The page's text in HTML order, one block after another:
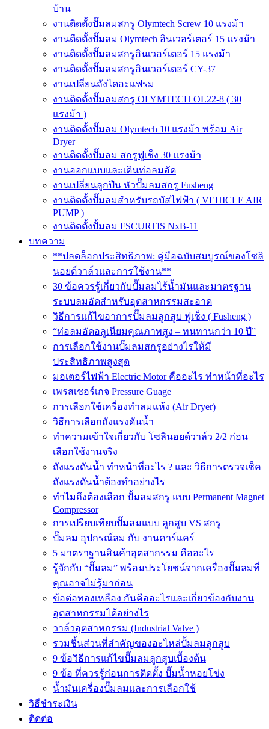
บ้าน
งานติดตั้งปั๊มลมสกรู Olymtech Screw 10 แรงม้า
งานตืดตั้งปั๊มลม Olymtech อินเวอร์เตอร์ 15 แรงม้า
งานติดตั้งปั๊มลมสกรูอินเวอร์เตอร์ 15 แรงม้า
งานติดตั้งปั๊มลมสกรูอินเวอร์เตอร์ CY-37
งานเปลี่ยนถังไดอะแฟรม
งานติดตั้งปั๊มลมสกรู OLYMTECH OL22-8 ( 30
แรงม้า )
งานติดตั้งปั๊มลม Olymtech 10 แรงม้า พร้อม Air
Dryer
งานติดตั้งปั๊มลม สกรูฟูเช็ง 30 แรงม้า
งานออกแบบและเดินท่อลมอัด
งานเปลี่ยนลูกปืน หัวปั๊มลมสกรู Fusheng
งานติดตั้งปั๊มลมสำหรับรถบัสไฟฟ้า ( VEHICLE AIR
PUMP )
งานติดตั้งปั้มลม FSCURTIS NxB-11
บทความ
**ปลดล็อกประสิทธิภาพ: คู่มือฉบับสมบูรณ์ของโซลิ
นอยด์วาล์วและการใช้งาน**
30 ข้อควรรู้เกี่ยวกับปั๊มลมไร้น้ำมันและมาตรฐาน
ระบบลมอัดสำหรับอุตสาหกรรมสะอาด
วิธีการแก้ไขอาการปั๊มลมลูกสูบ ฟูเช็ง ( Fusheng )
“ท่อลมอัดอลูเนียมคุณภาพสูง – ทนทานกว่า 10 ปี”
การเลือกใช้งานปั๊มลมสกรูอย่างไรให้มี
ประสิทธิภาพสูงสุด
มอเตอร์ไฟฟ้า Electric Motor คืออะไร ทำหน้าที่อะไร
เพรสเชอร์เกจ Pressure Guage
การเลือกใช้เครื่องทำลมแห้ง (Air Dryer)
วิธีการเลือกถังแรงดันน้ำ
ทำความเข้าใจเกี่ยวกับ โซลินอยด์วาล์ว 2/2 ก่อน
เลือกใช้งานจริง
ถังแรงดันน้ำ ทำหน้าที่อะไร ? และ วิธีการตรวจเช็ค
ถังแรงดันน้ำต้องทำอย่างไร
ทำไมถึงต้องเลือก ปั้มลมสกรู แบบ Permanent Magnet
Compressor
การเปรียบเทียบปั๊มลมแบบ ลูกสูบ VS สกรู
ปั๊มลม อุปกรณ์ลม กับ งานคาร์แคร์
5 มาตราฐานสินค้าอุตสากรรม คืออะไร
รู้จักกับ “ปั๊มลม” พร้อมประโยชน์จากเครื่องปั๊มลมที่
คุณอาจไม่รู้มาก่อน
ข้อต่อทองเหลือง กันคืออะไรและเกี่ยวข้องกับงาน
อุตสาหกรรมได้อย่างไร
วาล์วอุตสาหกรรม (Industrial Valve )
รวมชิ้นส่วนที่สำคัญของอะไหล่ปั้มลมลูกสูบ
9 ข้อวิธีการแก้ไขปั๊มลมลูกสูบเบื้องต้น
9 ข้อ ที่ควรรู้ก่อนการติดตั้ง ปั๊มน้ำหอยโข่ง
น้ำมันเครื่องปั๊มลมและการเลือกใช้
วิธีชำระเงิน
ติดต่อ